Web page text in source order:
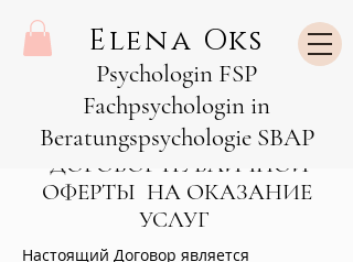
Elena Oks
Psychologin FSP
Fachpsychologin in
Beratungspsychologie SBAP
ДОГОВОР ПУБЛИЧНОЙ
ОФЕРТЫ НА ОКАЗАНИЕ
УСЛУГ
Настоящий Договор является